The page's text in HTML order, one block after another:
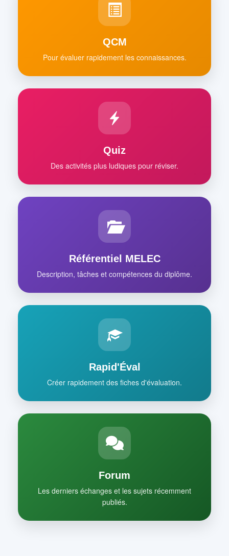
QCM
Pour évaluer rapidement les connaissances.
Quiz
Des activités plus ludiques pour réviser.
Référentiel MELEC
Description, tâches et compétences du diplôme.
Rapid'Éval
Créer rapidement des fiches d'évaluation.
Forum
Les derniers échanges et les sujets récemment
publiés.